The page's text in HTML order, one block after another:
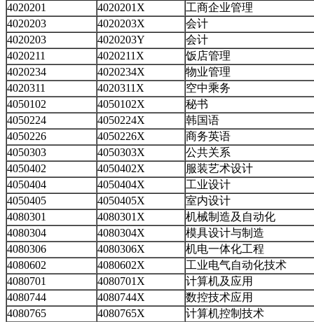
4020201
4020201X
工商企业管理
4020203
4020203X
会计
4020203
4020203Y
会计
4020211
4020211X
饭店管理
4020234
4020234X
物业管理
4020311
4020311X
空中乘务
4050102
4050102X
秘书
4050224
4050224X
韩国语
4050226
4050226X
商务英语
4050303
4050303X
公共关系
4050402
4050402X
服装艺术设计
4050404
4050404X
工业设计
4050405
4050405X
室内设计
4080301
4080301X
机械制造及自动化
4080304
4080304X
模具设计与制造
4080306
4080306X
机电一体化工程
4080602
4080602X
工业电气自动化技术
4080701
4080701X
计算机及应用
4080744
4080744X
数控技术应用
4080765
4080765X
计算机控制技术